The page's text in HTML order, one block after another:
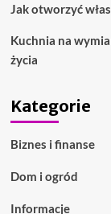
Jak otworzyć
Kuchnia na
życia
Kategorie
Biznes i finanse
Dom i ogród
Informacje